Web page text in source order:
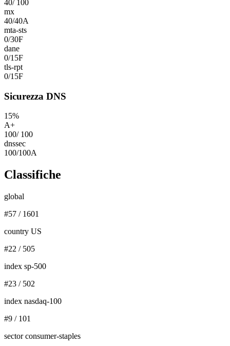
40/ 100
mx
40/40A
mta-sts
0/30F
dane
0/15F
tls-rpt
0/15F
Sicurezza DNS
15%
A+
100/ 100
dnssec
100/100A
Classifiche
global
#57 / 1601
country US
#22 / 505
index sp-500
#23 / 502
index nasdaq-100
#9 / 101
sector consumer-staples